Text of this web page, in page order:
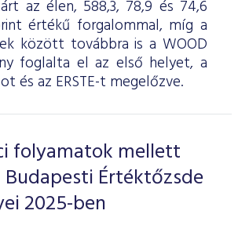
az élen, 588,3, 78,9 és 74,6
értékű forgalommal, míg a
között továbbra is a WOOD
foglalta el az első helyet, a
és az ERSTE-t megelőzve.
folyamatok mellett
Értéktőzsde
2025-ben